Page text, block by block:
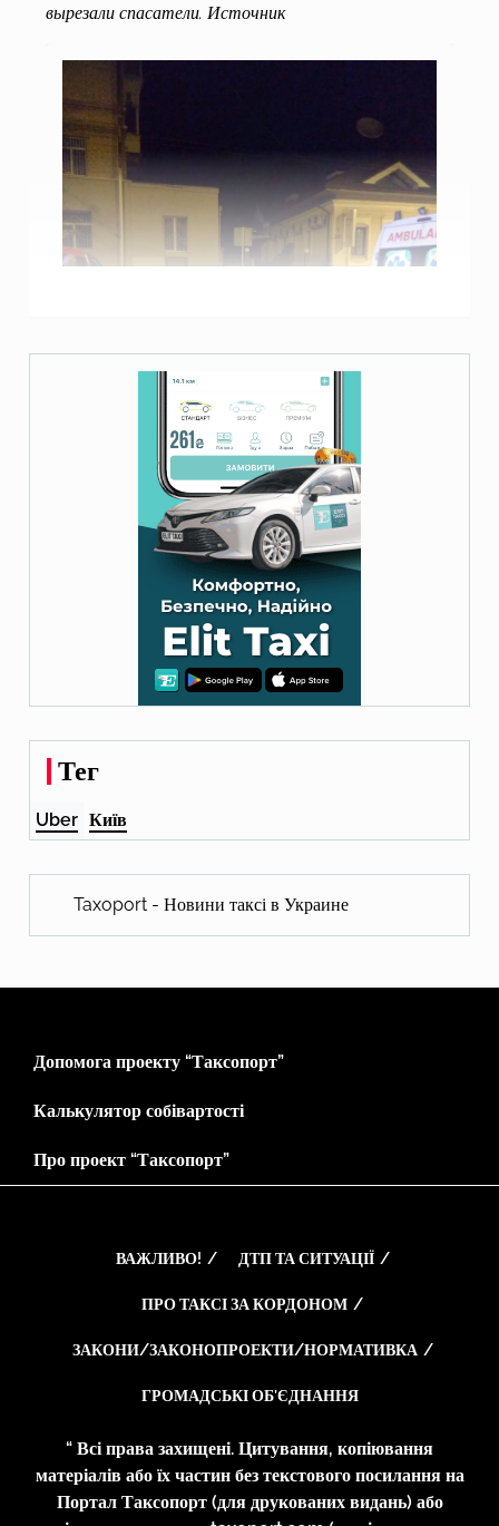
вырезали спасатели. Источник
Тег
Uber Київ
Taxoport - Новини таксі в Украине
Допомога проекту “Таксопорт”
Калькулятор собівартості
Про проект “Таксопорт”
ВАЖЛИВО! ДТП ТА СИТУАЦІЇ
ПРО ТАКСІ ЗА КОРДОНОМ
ЗАКОНИ/ЗАКОНОПРОЕКТИ/НОРМАТИВКА
ГРОМАДСЬКІ ОБ’ЄДНАННЯ
“ Всі права захищені. Цитування, копіювання
матеріалів або їх частин без текстового посилання на
Портал Таксопорт (для друкованих видань) або